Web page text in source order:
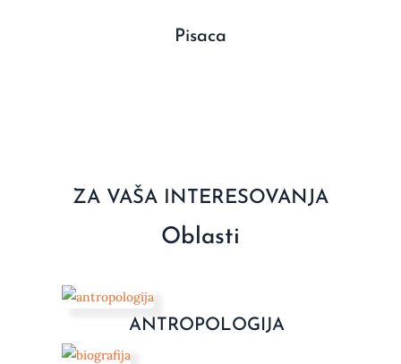
Pisaca
ZA VAŠA INTERESOVANJA
Oblasti
ANTROPOLOGIJA